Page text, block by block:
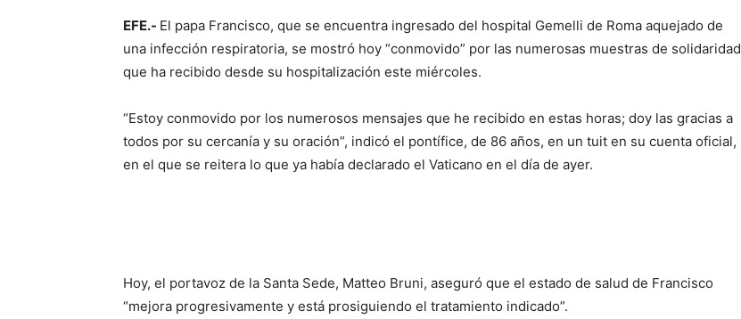
EFE.- El papa Francisco, que se encuentra ingresado del hospital Gemelli de Roma aquejado de
una infección respiratoria, se mostró hoy “conmovido” por las numerosas muestras de solidaridad
que ha recibido desde su hospitalización este miércoles.
“Estoy conmovido por los numerosos mensajes que he recibido en estas horas; doy las gracias a
todos por su cercanía y su oración”, indicó el pontífice, de 86 años, en un tuit en su cuenta oficial,
en el que se reitera lo que ya había declarado el Vaticano en el día de ayer.
Hoy, el portavoz de la Santa Sede, Matteo Bruni, aseguró que el estado de salud de Francisco
“mejora progresivamente y está prosiguiendo el tratamiento indicado”.